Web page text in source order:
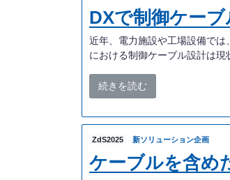
DXで制御ケー
近年、電力施設や工場設備で
における制御ケーブル設計は
続きを読む
ZdS2025 新ソリューション企画
ケーブルを含め